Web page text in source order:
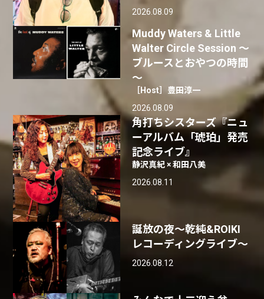
2026.08.09
Muddy Waters & Little
Walter Circle Session ～
ブルースとおやつの時間
～
［Host］豊田淳一
2026.08.09
角打ちシスターズ『ニュ
ーアルバム「琥珀」発売
記念ライブ』
静沢真紀 × 和田八美
2026.08.11
誕放の夜〜乾純&ROIKI
レコーディングライブ〜
2026.08.12